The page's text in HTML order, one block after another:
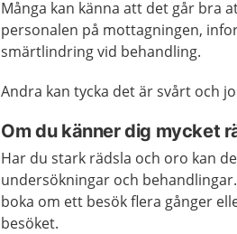
Många kan känna att det går bra
personalen på mottagningen,
smärtlindring vid behandling.
Andra kan tycka det är svårt och
Om du känner dig mycket
Har du stark rädsla och oro kan
undersökningar och
boka om ett besök flera gånger
besöket.